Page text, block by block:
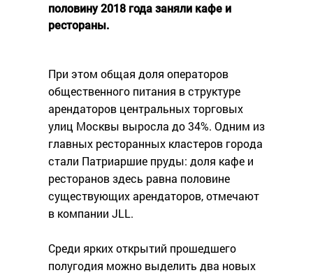
половину 2018 года заняли кафе и
рестораны.
При этом общая доля операторов
общественного питания в структуре
арендаторов центральных торговых
улиц Москвы выросла до 34%. Одним из
главных ресторанных кластеров города
стали Патриаршие пруды: доля кафе и
ресторанов здесь равна половине
существующих арендаторов, отмечают
в компании JLL.
Среди ярких открытий прошедшего
полугодия можно выделить два новых